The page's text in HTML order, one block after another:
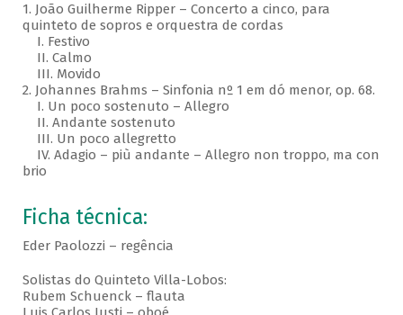
1. João Guilherme Ripper – Concerto a cinco, para
quinteto de sopros e orquestra de cordas
I. Festivo
II. Calmo
III. Movido
2. Johannes Brahms – Sinfonia nº 1 em dó menor, op. 68.
I. Un poco sostenuto – Allegro
II. Andante sostenuto
III. Un poco allegretto
IV. Adagio – più andante – Allegro non troppo, ma con
brio
Ficha técnica:
Eder Paolozzi – regência
Solistas do Quinteto Villa-Lobos:
Rubem Schuenck – flauta